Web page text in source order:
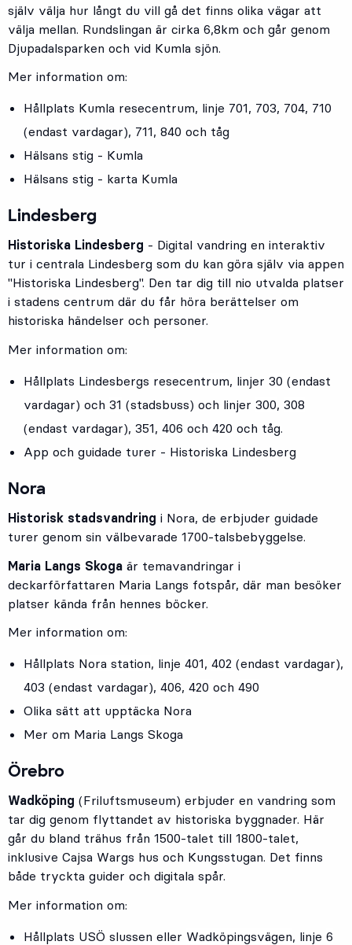
själv välja hur långt du vill gå det finns olika vägar att
välja mellan. Rundslingan är cirka 6,8km och går genom
Djupadalsparken och vid Kumla sjön.
Mer information om:
Hållplats Kumla resecentrum, linje 701, 703, 704, 710
(endast vardagar), 711, 840 och tåg
Hälsans stig - Kumla
Hälsans stig - karta Kumla
Lindesberg
Historiska Lindesberg - Digital vandring en interaktiv
tur i centrala Lindesberg som du kan göra själv via appen
"Historiska Lindesberg". Den tar dig till nio utvalda platser
i stadens centrum där du får höra berättelser om
historiska händelser och personer.
Mer information om:
Hållplats Lindesbergs resecentrum, linjer 30 (endast
vardagar) och 31 (stadsbuss) och linjer 300, 308
(endast vardagar), 351, 406 och 420 och tåg.
App och guidade turer - Historiska Lindesberg
Nora
Historisk stadsvandring i Nora, de erbjuder guidade
turer genom sin välbevarade 1700-talsbebyggelse.
Maria Langs Skoga är temavandringar i
deckarförfattaren Maria Langs fotspår, där man besöker
platser kända från hennes böcker.
Mer information om:
Hållplats Nora station, linje 401, 402 (endast vardagar),
403 (endast vardagar), 406, 420 och 490
Olika sätt att upptäcka Nora
Mer om Maria Langs Skoga
Örebro
Wadköping (Friluftsmuseum) erbjuder en vandring som
tar dig genom flyttandet av historiska byggnader. Här
går du bland trähus från 1500-talet till 1800-talet,
inklusive Cajsa Wargs hus och Kungsstugan. Det finns
både tryckta guider och digitala spår.
Mer information om:
Hållplats USÖ slussen eller Wadköpingsvägen, linje 6